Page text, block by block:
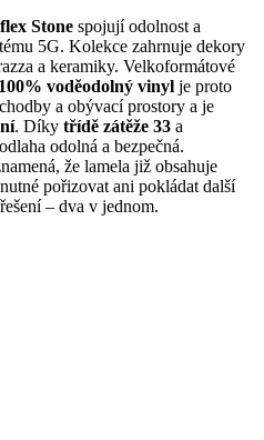
Stone spojují odolnost a
5G. Kolekce zahrnuje dekory
a keramiky. Velkoformátové
100% voděodolný vinyl je proto
a obývací prostory a je
. Díky třídě zátěže 33 a
odolná a bezpečná.
že lamela již obsahuje
pořizovat ani pokládat další
– dva v jednom.